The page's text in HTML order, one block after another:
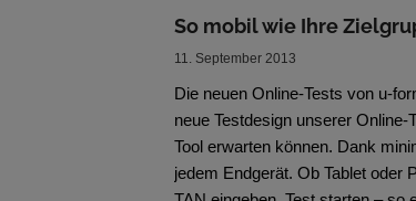
So mobil wie Ihre
11. September 2013
Die neuen Online-Tests von u-
neue Testdesign unserer
Tool erwarten können. Dank
jedem Endgerät. Ob Tablet oder